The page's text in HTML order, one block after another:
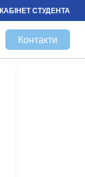
КАБІНЕТ СТУДЕНТА
Контакти